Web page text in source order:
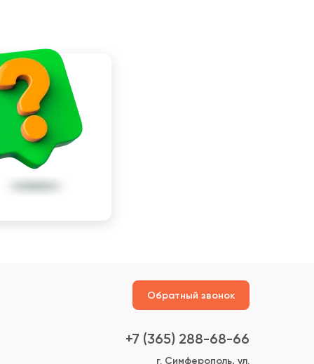
Обратный звонок
+7 (365) 288-68-66
г. Симферополь, ул.